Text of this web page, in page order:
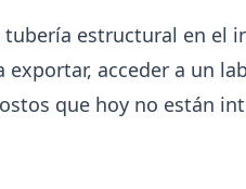
2026-07-22
la chapa LAC
estructural en el
exportar, acceder a un
que hoy no están